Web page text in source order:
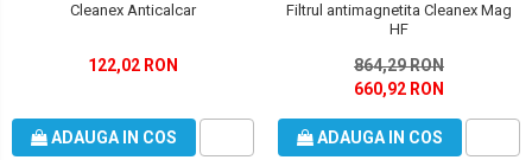
Cleanex Anticalcar
122,02 RON
ADAUGA IN COS
Filtrul antimagnetita Cleanex Mag
HF
864,29 RON
660,92 RON
ADAUGA IN COS